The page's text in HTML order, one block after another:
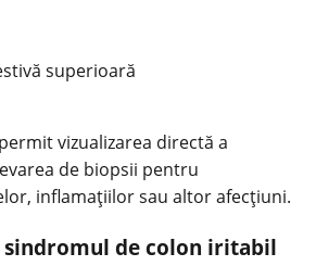
superioară
vizualizarea directă a
de biopsii pentru
inflamaţiilor sau altor afecţiuni.
sindromul de colon iritabil